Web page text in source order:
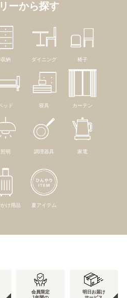
ーから探す
収納 ダイニング 椅子
ッド 寝具 カーテン
照明 調理器具 家電
け用品 夏アイテム
会員限定
明日お届け